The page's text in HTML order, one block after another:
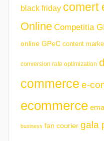
black friday comert
Online Competitia
online GPeC content
conversion rate optimization
commerce e-
ecommerce
business fan courier gala